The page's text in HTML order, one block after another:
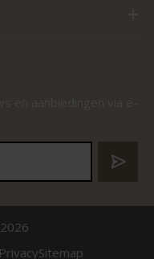
PrivacySitemap